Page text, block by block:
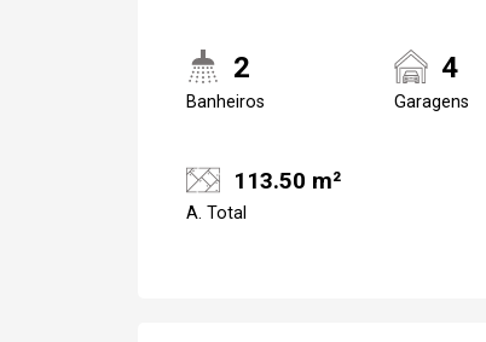
2
Banheiros
4
Garagens
113.50 m²
A. Total